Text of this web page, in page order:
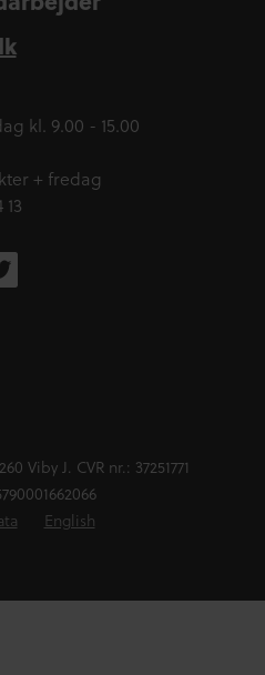
kl. 9.00 - 15.00
+ fredag
Viby J. CVR nr.: 37251771
English